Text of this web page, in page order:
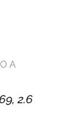
A
2.6